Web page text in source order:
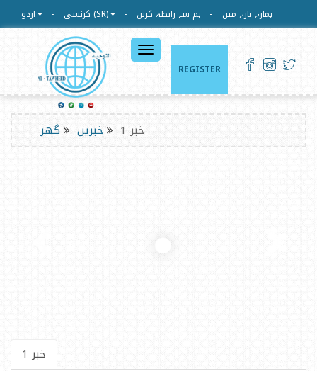
اردو کرنسی (SR) ہم سے رابطہ کریں ہمارے بارے میں
REGISTER
القائمة
الرئيسية
گھر خبریں خبر 1
خبر 1